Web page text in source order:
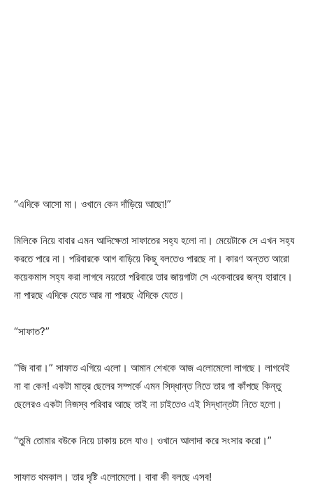
“এদিকে আসো মা। ওখানে কেন দাঁড়িয়ে আছো!”
মিলিকে নিয়ে বাবার এমন আদিক্ষেতা সাফাতের সহ্য হলো না। মেয়েটাকে সে এখন সহ্য
করতে পারে না। পরিবারকে আগ বাড়িয়ে কিছু বলতেও পারছে না। কারণ অন্তত আরো
কয়েকমাস সহ্য করা লাগবে নয়তো পরিবারে তার জায়গাটা সে একেবারের জন্য হারাবে।
না পারছে এদিকে যেতে আর না পারছে ঐদিকে যেতে।
“সাফাত?”
“জি বাবা।” সাফাত এগিয়ে এলো। আমান শেখকে আজ এলোমেলো লাগছে। লাগবেই
না বা কেন! একটা মাত্র ছেলের সম্পর্কে এমন সিদ্ধান্ত নিতে তার গা কাঁপছে কিন্তু
ছেলেরও একটা নিজস্ব পরিবার আছে তাই না চাইতেও এই সিদ্ধান্তটা নিতে হলো।
“তুমি তোমার বউকে নিয়ে ঢাকায় চলে যাও। ওখানে আলাদা করে সংসার করো।”
সাফাত থমকাল। তার দৃষ্টি এলোমেলো। বাবা কী বলছে এসব!